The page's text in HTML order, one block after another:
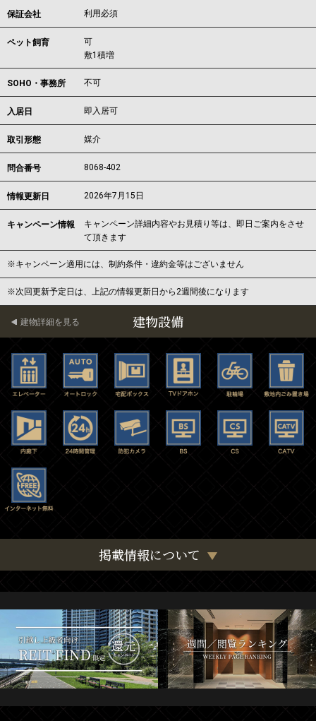
保証会社 利用必須
ペット飼育
可
敷1積増
SOHO・事務所 不可
入居日 即入居可
取引形態 媒介
問合番号 8068-402
情報更新日 2026年7月15日
キャンペーン情報
キャンペーン詳細内容やお見積り等は、即日ご案内をさせ
て頂きます
※キャンペーン適用には、制約条件・違約金等はございません
※次回更新予定日は、上記の情報更新日から2週間後になります
建物設備
建物詳細を見る
掲載情報について